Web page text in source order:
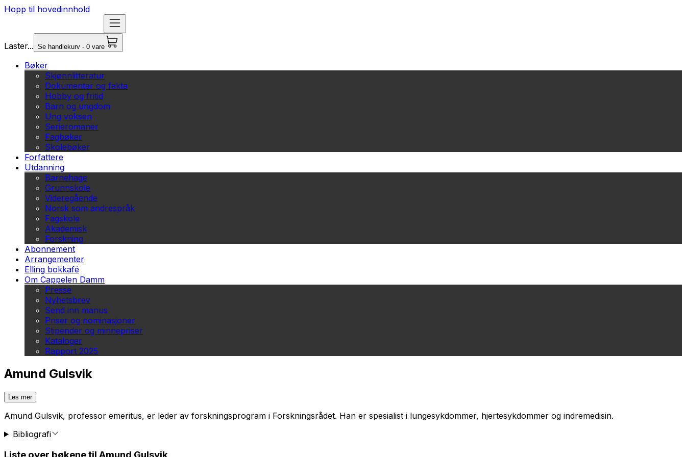
Hopp til hovedinnhold
Laster... Se handlekurv - 0 vare
Bøker
Skjønnlitteratur
Dokumentar og fakta
Hobby og fritid
Barn og ungdom
Ung voksen
Serieromaner
Fagbøker
Skolebøker
Forfattere
Utdanning
Barnehage
Grunnskole
Videregående
Norsk som andrespråk
Fagskole
Akademisk
Forskning
Abonnement
Arrangementer
Elling bokkafé
Om Cappelen Damm
Presse
Nyhetsbrev
Send inn manus
Priser og nominasjoner
Stipender og minnepriser
Kataloger
Rapport 2025
Amund Gulsvik
Les mer
Amund Gulsvik, professor emeritus, er leder av forskningsprogram i Forskningsrådet. Han er spesialist i lungesykdommer, hjertesykdommer og indremedisin.
Bibliografi
Liste over bøkene til Amund Gulsvik